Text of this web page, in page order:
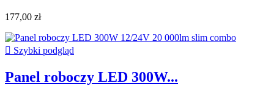
177,00 zł
 Szybki podgląd
Panel roboczy LED 300W...